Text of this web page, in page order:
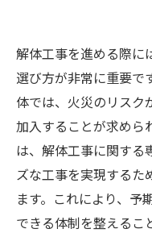
解体工事を進める際に
選び方が非常に重要で
体では、火災のリスク
加入することが求めら
は、解体工事に関する
ズな工事を実現するた
ます。これにより、予
できる体制を整えるこ